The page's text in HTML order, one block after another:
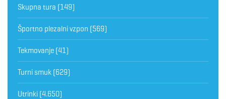
Skupna tura (149)
Športno plezalni vzpon (569)
Tekmovanje (41)
Turni smuk (629)
Utrinki (4.650)